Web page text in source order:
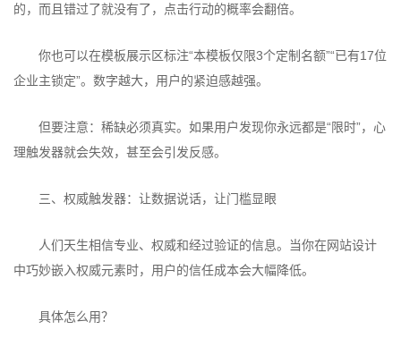
的，而且错过了就没有了，点击行动的概率会翻倍。
你也可以在模板展示区标注“本模板仅限3个定制名额”“已有17位
企业主锁定”。数字越大，用户的紧迫感越强。
但要注意：稀缺必须真实。如果用户发现你永远都是“限时”，心
理触发器就会失效，甚至会引发反感。
三、权威触发器：让数据说话，让门槛显眼
人们天生相信专业、权威和经过验证的信息。当你在网站设计
中巧妙嵌入权威元素时，用户的信任成本会大幅降低。
具体怎么用？